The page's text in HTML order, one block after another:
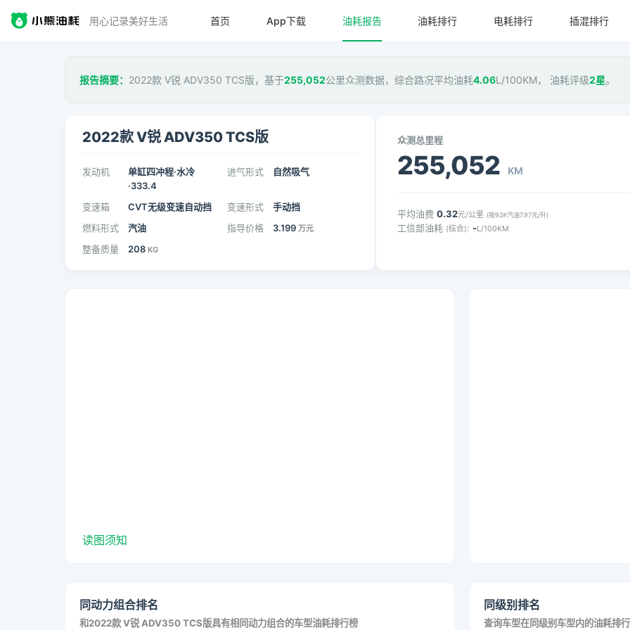
用心记录美好生活 首页 App下载 油耗报告 油耗排行 电耗排行 插混排行
报告摘要： 2022款 V锐 ADV350 TCS版，基于255,052公里众测数据，综合路况平均油耗4.06L/100KM， 油耗评级2星。
2022款 V锐 ADV350 TCS版
发动机
单缸四冲程·水冷
·333.4
进气形式 自然吸气
变速箱 CVT无级变速自动挡 变速形式
手动挡
燃料形式
汽油 指导价格 3.199 万元
整备质量 208 KG
众测总里程
255,052 KM
平均油费 0.32元/公里 (按92#汽油7.97元/升)
工信部油耗 (综合): -L/100KM
读图须知
同动力组合排名
和2022款 V锐 ADV350 TCS版具有相同动力组合的车型油耗排行榜
同级别排名
查询车型在同级别车型内的油耗排